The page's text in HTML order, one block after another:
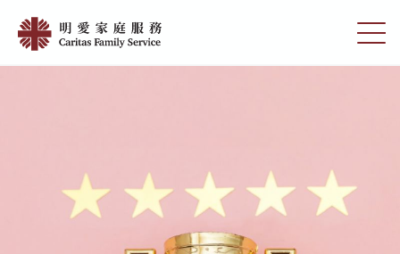
main
切
換
獎
庭
服
務